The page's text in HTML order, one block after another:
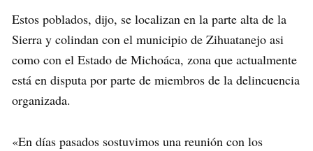
Estos poblados, dijo, se localizan en la parte alta de la
Sierra y colindan con el municipio de Zihuatanejo asi
como con el Estado de Michoáca, zona que actualmente
está en disputa por parte de miembros de la delincuencia
organizada.
«En días pasados sostuvimos una reunión con los